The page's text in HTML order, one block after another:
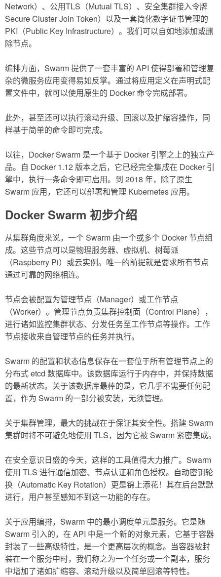
Network）、公用TLS（Mutual TLS）、安全集群接入令牌
Secure Cluster Join Token）以及一套简化数字证书管理的
PKI（Public Key Infrastructure）。我们可以自如地添加或删
除节点。
编排方面，Swarm 提供了一套丰富的 API 使得部署和管理复
杂的微服务应用变得易如反掌。通过将应用定义在声明式配
置文件中，就可以使用原生的 Docker 命令完成部署。
此外，甚至还可以执行滚动升级、回滚以及扩缩容操作，同
样基于简单的命令即可完成。
以往，Docker Swarm 是一个基于 Docker 引擎之上的独立产
品。自 Docker 1.12 版本之后，它已经完全集成在 Docker 引
擎中，执行一条命令即可启用。到 2018 年，除了原生
Swarm 应用，它还可以部署和管理 Kubernetes 应用。
Docker Swarm 初步介绍
从集群角度来说，一个 Swarm 由一个或多个 Docker 节点组
成。这些节点可以是物理服务器、虚拟机、树莓派
（Raspberry Pi）或云实例。唯一的前提就是要求所有节点
通过可靠的网络相连。
节点会被配置为管理节点（Manager）或工作节点
（Worker）。管理节点负责集群控制面（Control Plane），
进行诸如监控集群状态、分发任务至工作节点等操作。工作
节点接收来自管理节点的任务并执行。
Swarm 的配置和状态信息保存在一套位于所有管理节点上的
分布式 etcd 数据库中。该数据库运行于内存中，并保持数据
的最新状态。关于该数据库最棒的是，它几乎不需要任何配
置，作为 Swarm 的一部分被安装，无须管理。
关于集群管理，最大的挑战在于保证其安全性。搭建 Swarm
集群时将不可避免地使用 TLS，因为它被 Swarm 紧密集成。
在安全意识日盛的今天，这样的工具值得大力推广。Swarm
使用 TLS 进行通信加密、节点认证和角色授权。自动密钥轮
换（Automatic Key Rotation）更是锦上添花！其在后台默默
进行，用户甚至感知不到这一功能的存在。
关于应用编排，Swarm 中的最小调度单元是服务。它是随
Swarm 引入的，在 API 中是一个新的对象元素，它基于容器
封装了一些高级特性，是一个更高层次的概念。当容器被封
装在一个服务中时，我们称之为一个任务或一个副本，服务
中增加了诸如扩缩容、滚动升级以及简单回滚等特性。